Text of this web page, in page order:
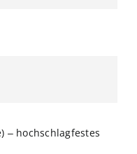
– hochschlagfestes